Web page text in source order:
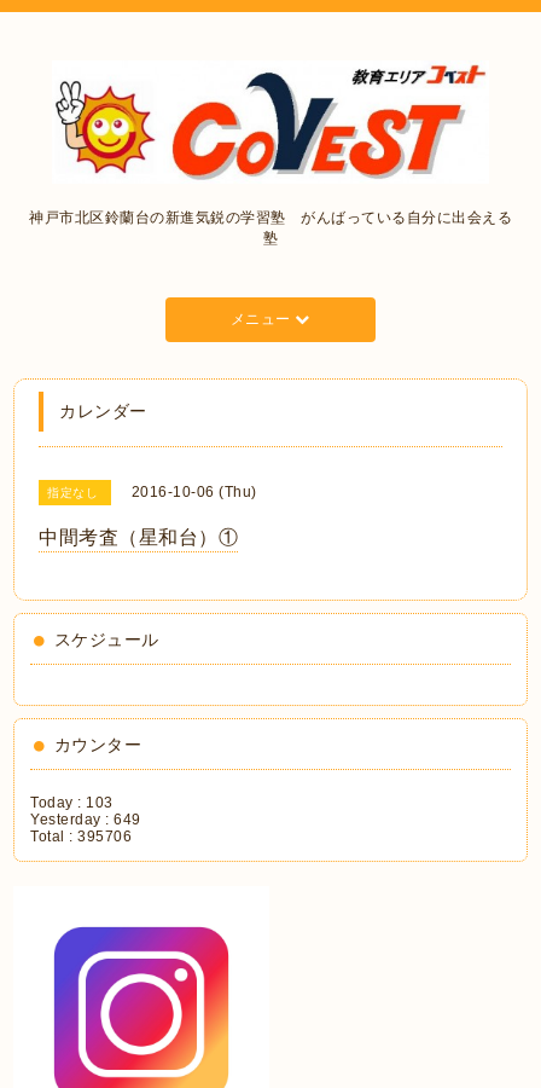
神戸市北区鈴蘭台の新進気鋭の学習塾 がんばっている自分に出会える
塾
メニュー
カレンダー
指定なし 2016-10-06 (Thu)
中間考査（星和台）①
スケジュール
カウンター
Today : 103
Yesterday :649
Total :395706